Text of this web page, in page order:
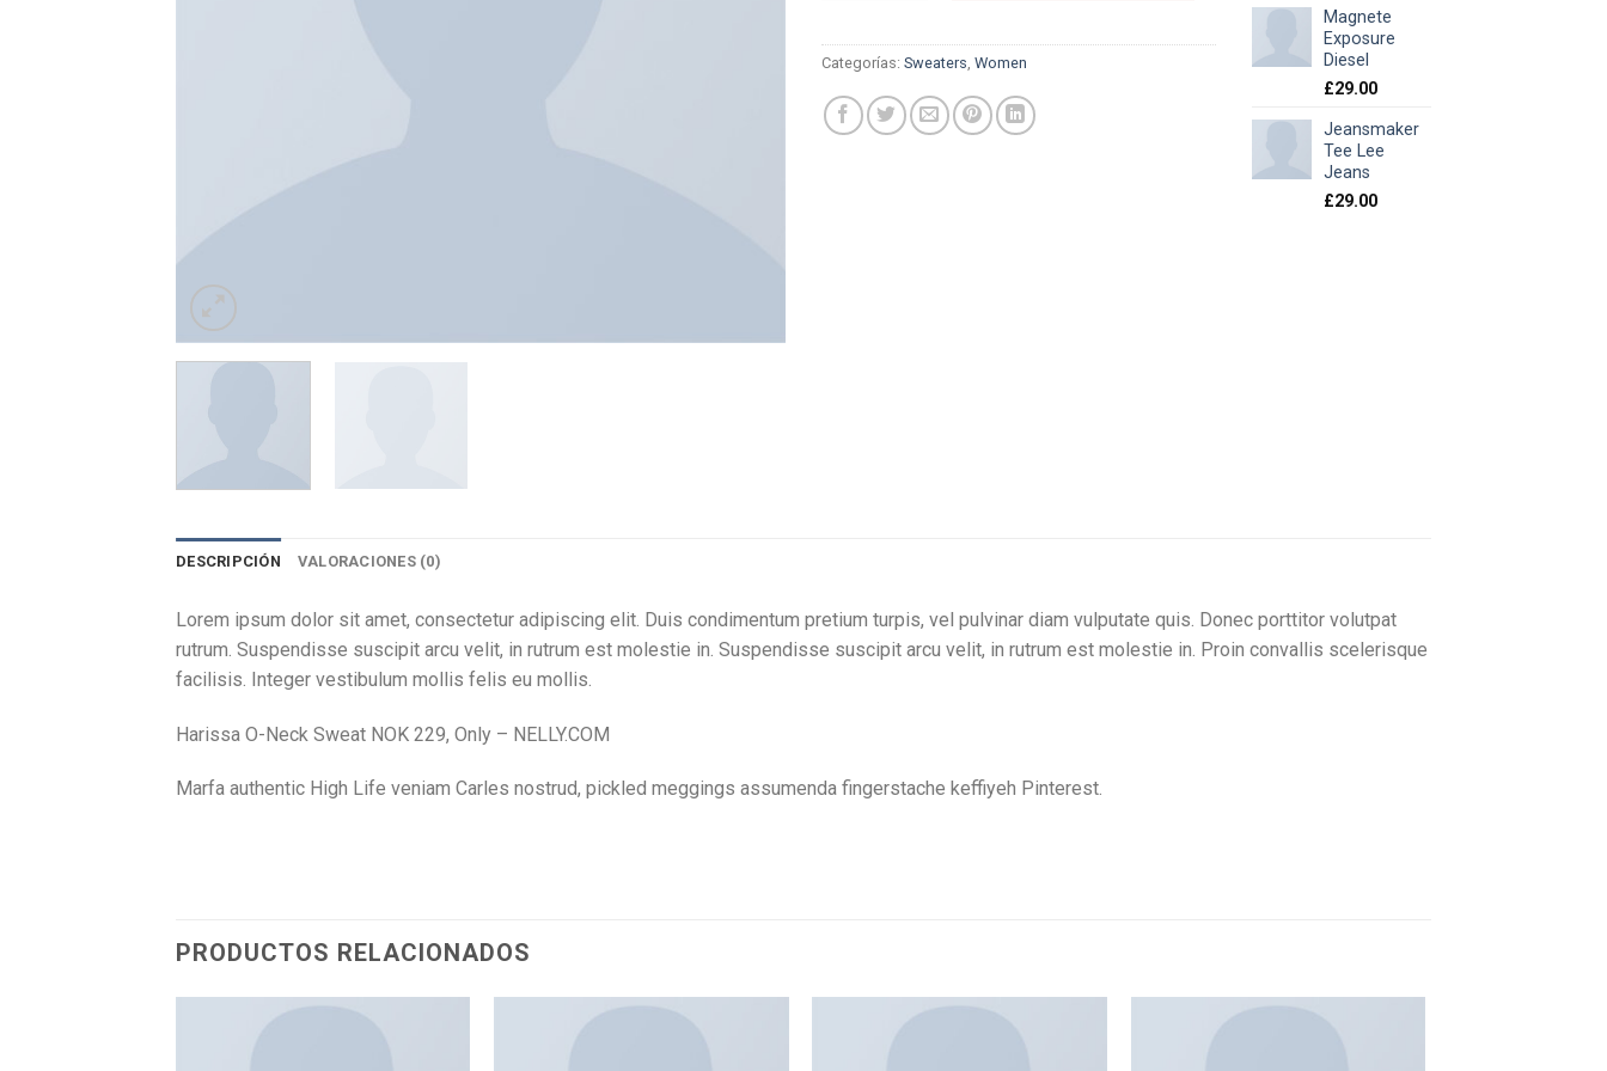
Categorías: Sweaters Women
Magnete
Exposure
Diesel
£29.00
Jeansmaker
Tee Lee
Jeans
£29.00
DESCRIPCIÓN VALORACIONES (0)
Lorem ipsum dolor sit amet, consectetur adipiscing elit. Duis condimentum pretium turpis, vel pulvinar diam vulputate quis. Donec porttitor volutpat
rutrum. Suspendisse suscipit arcu velit, in rutrum est molestie in. Suspendisse suscipit arcu velit, in rutrum est molestie in. Proin convallis scelerisque
facilisis. Integer vestibulum mollis felis eu mollis.
Harissa O-Neck Sweat NOK 229, Only – NELLY.COM
Marfa authentic High Life veniam Carles nostrud, pickled meggings assumenda fingerstache keffiyeh Pinterest.
PRODUCTOS RELACIONADOS